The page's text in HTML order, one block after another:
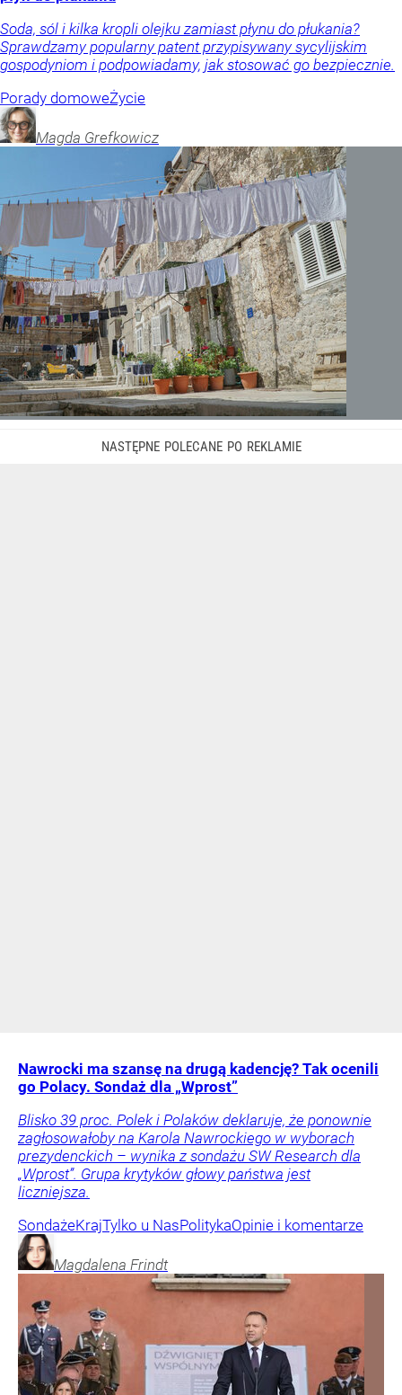
Soda, sól i kilka kropli olejku zamiast płynu do płukania?
Sprawdzamy popularny patent przypisywany sycylijskim
gospodyniom i podpowiadamy, jak stosować go bezpiecznie.
Porady domoweŻycie
Magda Grefkowicz
Nawrocki ma szansę na drugą kadencję? Tak ocenili
go Polacy. Sondaż dla „Wprost”
Blisko 39 proc. Polek i Polaków deklaruje, że ponownie
zagłosowałoby na Karola Nawrockiego w wyborach
prezydenckich – wynika z sondażu SW Research dla
„Wprost”. Grupa krytyków głowy państwa jest
liczniejsza.
SondażeKrajTylko u NasPolitykaOpinie i komentarze
Magdalena Frindt